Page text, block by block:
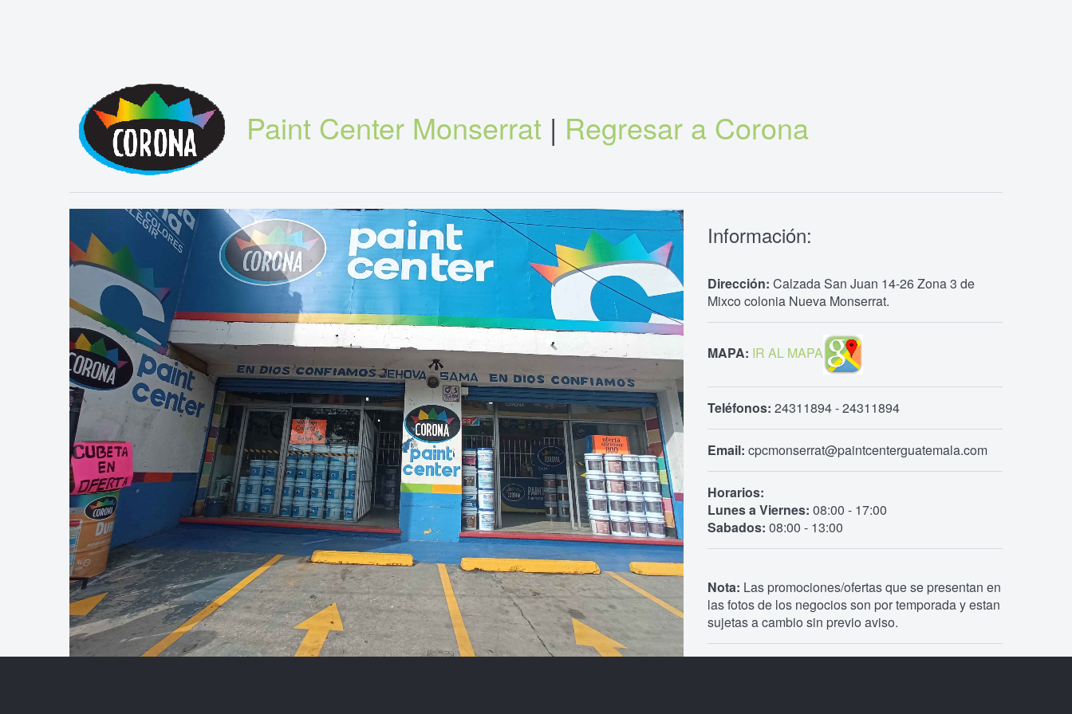
Paint Center Monserrat | Regresar a Corona
Información:
Dirección: Calzada San Juan 14-26 Zona 3 de
Mixco colonia Nueva Monserrat.
MAPA: IR AL MAPA
Teléfonos: 24311894 - 24311894
Email: cpcmonserrat@paintcenterguatemala.com
Horarios:
Lunes a Viernes: 08:00 - 17:00
Sabados: 08:00 - 13:00
Nota: Las promociones/ofertas que se presentan en
las fotos de los negocios son por temporada y estan
sujetas a cambio sin previo aviso.